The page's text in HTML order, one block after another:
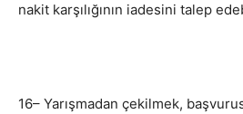
nakit karşılığının iadesini talep
16– Yarışmadan çekilmek,